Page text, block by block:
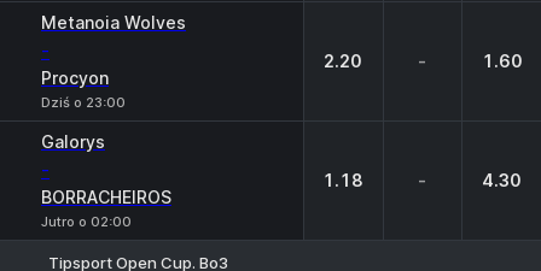
Metanoia Wolves
-
Procyon
Dziś o 23:00
2.20 - 1.60
Galorys
-
BORRACHEIROS
Jutro o 02:00
1.18 - 4.30
Tipsport Open Cup. Bo3